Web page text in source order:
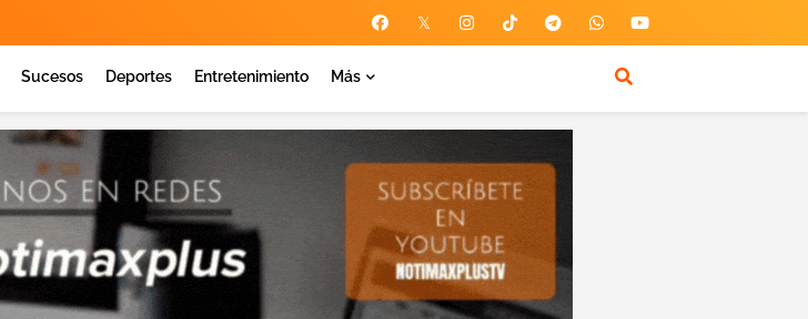
Sucesos Deportes Entretenimiento Más